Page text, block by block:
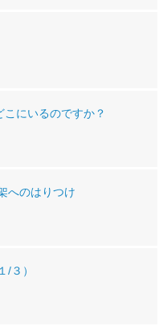
こにいるのですか？
へのはりつけ
/３）